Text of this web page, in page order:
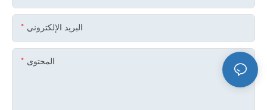
البريد الإلكتروني
المحتوى